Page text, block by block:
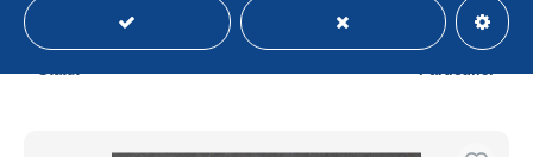
± 3,41 $US